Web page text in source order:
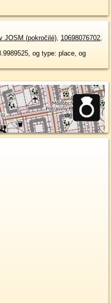
JOSM (pokročilé), 10698076702,
og type: place, og